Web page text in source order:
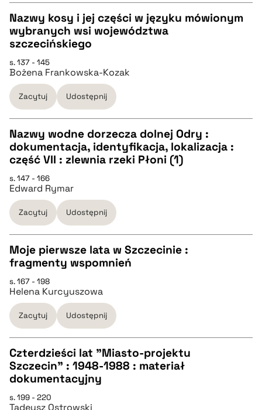
BIBTEX
pobierz cytat
CZYSTY TEKST
pobierz cytat
BIBTEX
pobierz cytat
Nazwy kosy i jej części w języku mówionym
wybranych wsi województwa
szczecińskiego
s. 137 - 145
Bożena Frankowska-Kozak
Zacytuj Udostępnij
CZYSTY TEKST
pobierz cytat
BIBTEX
pobierz cytat
Nazwy wodne dorzecza dolnej Odry :
dokumentacja, identyfikacja, lokalizacja :
część VII : zlewnia rzeki Płoni (1)
s. 147 - 166
Edward Rymar
Zacytuj Udostępnij
CZYSTY TEKST
pobierz cytat
BIBTEX
pobierz cytat
Moje pierwsze lata w Szczecinie :
fragmenty wspomnień
s. 167 - 198
Helena Kurcyuszowa
Zacytuj Udostępnij
CZYSTY TEKST
Czterdzieści lat "Miasto-projektu
Szczecin" : 1948-1988 : materiał
dokumentacyjny
s. 199 - 220
Tadeusz Ostrowski